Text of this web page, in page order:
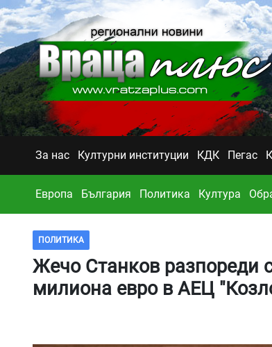
За нас Културни институции КДК Пегас
Европа България Политика Култура
ПОЛИТИКА
Жечо Станков разпореди
милиона евро в АЕЦ